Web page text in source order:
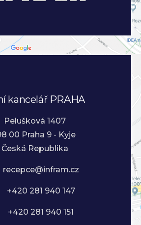
kancelář PRAHA
Pelušková 1407
00 Praha 9 - Kyje
Česká Republika
recepce@infram.cz
+420 281 940 147
+420 281 940 151